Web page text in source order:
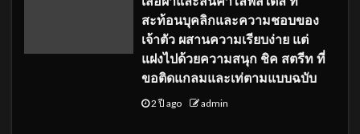
สะท้อนบุคลิกและความชอบของ
เจ้าตัว ผสานความเรียบง่าย แต่
แฝงไปด้วยความสนุก ชิค สตรีท ที่
ขอติดแกลมและเท่ตามแบบฉบับ
2 ปี ago admin